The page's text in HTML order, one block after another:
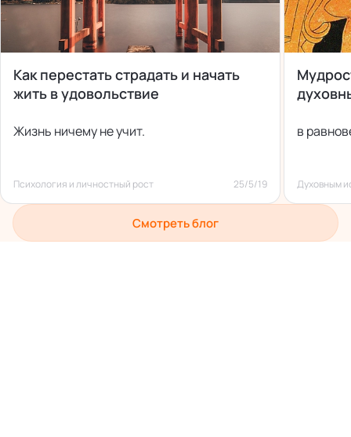
Как перестать страдать и начать
жить в удовольствие
Жизнь ничему не учит.
Психология и личностный рост 25/5/19
в
Духовным
Смотреть блог